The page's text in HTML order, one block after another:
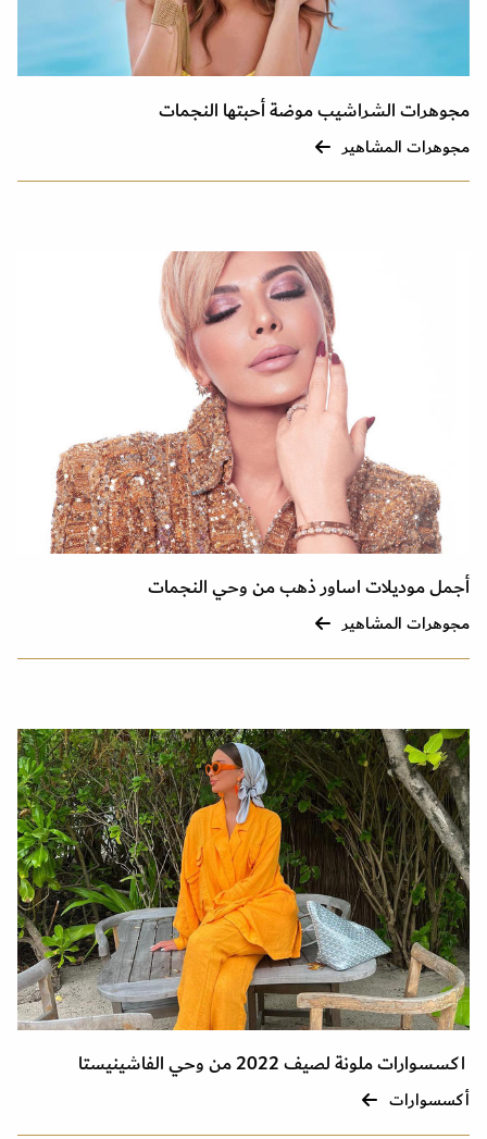
مجوهرات الشراشيب موضة أحبتها النجمات
مجوهرات المشاهير
أجمل موديلات اساور ذهب من وحي النجمات
مجوهرات المشاهير
اكسسوارات ملونة لصيف 2022 من وحي الفاشينيستا
أكسسوارات